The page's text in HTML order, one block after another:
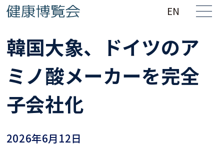
EN
韓国大象、ドイツのア
ミノ酸メーカーを完全
子会社化
2026年6月12日